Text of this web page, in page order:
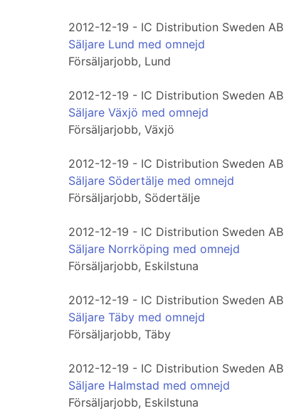
2012-12-19 - IC Distribution Sweden AB
Säljare Lund med omnejd
Försäljarjobb, Lund
2012-12-19 - IC Distribution Sweden AB
Säljare Växjö med omnejd
Försäljarjobb, Växjö
2012-12-19 - IC Distribution Sweden AB
Säljare Södertälje med omnejd
Försäljarjobb, Södertälje
2012-12-19 - IC Distribution Sweden AB
Säljare Norrköping med omnejd
Försäljarjobb, Eskilstuna
2012-12-19 - IC Distribution Sweden AB
Säljare Täby med omnejd
Försäljarjobb, Täby
2012-12-19 - IC Distribution Sweden AB
Säljare Halmstad med omnejd
Försäljarjobb, Eskilstuna